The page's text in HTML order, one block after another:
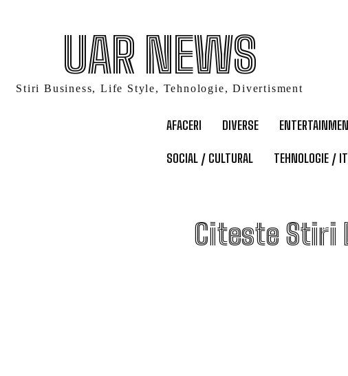
UAR NEWS
Stiri Business, Life Style, Tehnologie, Divertisment
AFACERI DIVERSE
SOCIAL / CULTURAL TEHNOLOGIE /
Citeste Stiri
C